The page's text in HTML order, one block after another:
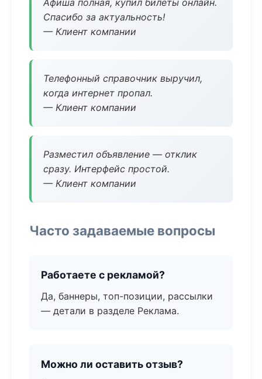
Афиша полная, купил билеты онлайн.
Спасибо за актуальность!
— Клиент компании
Телефонный справочник выручил,
когда интернет пропал.
— Клиент компании
Разместил объявление — отклик
сразу. Интерфейс простой.
— Клиент компании
Часто задаваемые вопросы
Работаете с рекламой?
Да, баннеры, топ-позиции, рассылки
— детали в разделе Реклама.
Можно ли оставить отзыв?